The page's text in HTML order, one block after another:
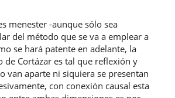
menester -aunque sólo sea
del método que se va a emplear a
se hará patente en adelante, la
de Cortázar es tal que reflexión y
van aparte ni siquiera se presentan
con conexión causal esta